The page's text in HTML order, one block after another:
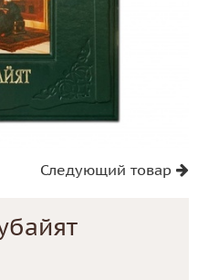
Следующий товар